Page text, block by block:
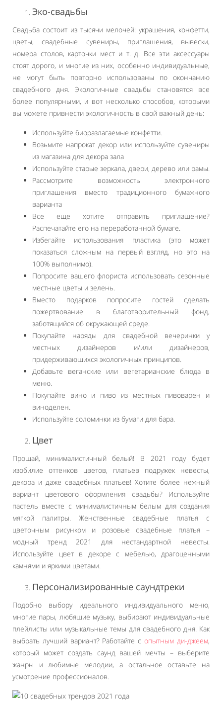
Эко-свадьбы
Свадьба состоит из тысячи мелочей: украшения, конфетти,
цветы, свадебные сувениры, приглашения, вывески,
номера столов, карточки мест и т. д. Все эти аксессуары
стоят дорого, и многие из них, особенно индивидуальные,
не могут быть повторно использованы по окончанию
свадебного дня. Экологичные свадьбы становятся все
более популярными, и вот несколько способов, которыми
вы можете привнести экологичность в свой важный день:
Используйте биоразлагаемые конфетти.
Возьмите напрокат декор или используйте сувениры
из магазина для декора зала
Используйте старые зеркала, двери, дерево или рамы.
Рассмотрите возможность электронного
приглашения вместо традиционного бумажного
варианта
Все еще хотите отправить приглашение?
Распечатайте его на переработанной бумаге.
Избегайте использования пластика (это может
показаться сложным на первый взгляд, но это на
100% выполнимо).
Попросите вашего флориста использовать сезонные
местные цветы и зелень.
Вместо подарков попросите гостей сделать
пожертвование в благотворительный фонд,
заботящийся об окружающей среде.
Покупайте наряды для свадебной вечеринки у
местных дизайнеров и/или дизайнеров,
придерживающихся экологичных принципов.
Добавьте веганские или вегетарианские блюда в
меню.
Покупайте вино и пиво из местных пивоварен и
виноделен.
Используйте соломинки из бумаги для бара.
Цвет
Прощай, минималистичный белый! В 2021 году будет
изобилие оттенков цветов, платьев подружек невесты,
декора и даже свадебных платьев! Хотите более нежный
вариант цветового оформления свадьбы? Используйте
пастель вместе с минималистичным белым для создания
мягкой палитры. Женственные свадебные платья с
цветочным рисунком и розовые свадебные платья –
модный тренд 2021 для нестандартной невесты.
Используйте цвет в декоре с мебелью, драгоценными
камнями и яркими цветами.
Персонализированные саундтреки
Подобно выбору идеального индивидуального меню,
многие пары, любящие музыку, выбирают индивидуальные
плейлисты или музыкальные темы для свадебного дня. Как
выбрать лучший вариант? Работайте сопытным ди-джеем,
который может создать саунд вашей мечты – выберите
жанры и любимые мелодии, а остальное оставьте на
усмотрение профессионалов.